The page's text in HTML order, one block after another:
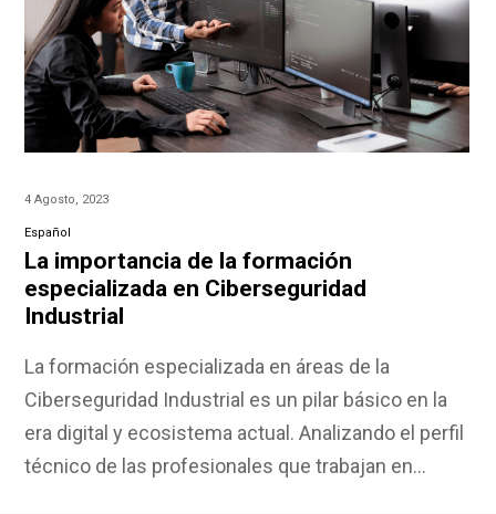
4 Agosto, 2023
Español
La importancia de la formación
especializada en Ciberseguridad
Industrial
La formación especializada en áreas de la
Ciberseguridad Industrial es un pilar básico en la
era digital y ecosistema actual. Analizando el perfil
técnico de las profesionales que trabajan en…